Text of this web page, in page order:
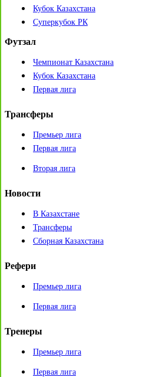
Кубок Казахстана
Суперкубок РК
Футзал
Чемпионат Казахстана
Кубок Казахстана
Первая лига
Трансферы
Премьер лига
Первая лига
Вторая лига
Новости
В Казахстане
Трансферы
Сборная Казахстана
Рефери
Премьер лига
Первая лига
Тренеры
Премьер лига
Первая лига